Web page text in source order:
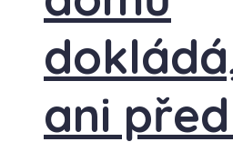
ani